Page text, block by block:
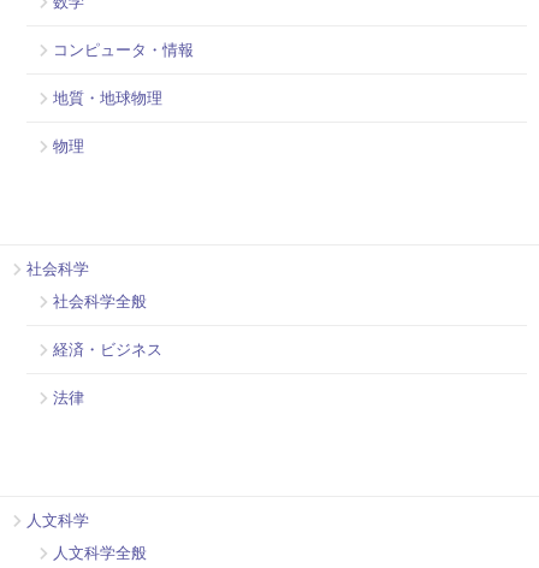
コンピュータ・情報
地質・地球物理
物理
社会科学
社会科学全般
経済・ビジネス
法律
人文科学
人文科学全般